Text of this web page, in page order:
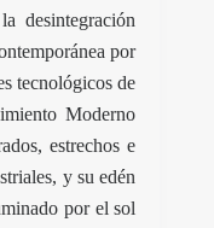
desintegración
por
tecnológicos de
Moderno
estrechos e
y su edén
por el sol